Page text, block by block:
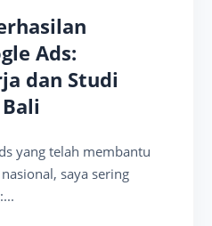
Ads:
dan Studi
yang telah membantu
saya sering